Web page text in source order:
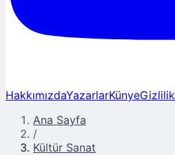
HakkımızdaYazarlarKünyeGizlilik
Ana Sayfa
/
Kültür Sanat